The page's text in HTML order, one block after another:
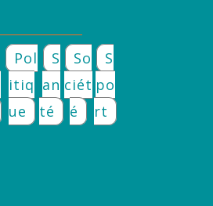
Pol
Itiq
Ue
S
An
Té
So
Ciét
É
S
Po
Rt